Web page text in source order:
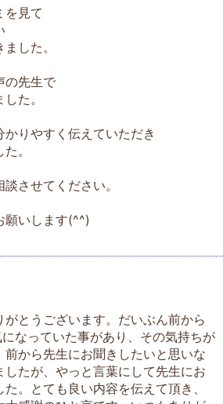
を見て
した。
の先生で
た。
りやすく伝えていただき
。
させてください。
願いします(^^)
とうございます。だいぶん前から
なっていた事があり、その気持ちが
から先生にお聞きしたいと思いな
したが、やっと言葉にして先生にお
。とても良い内容を伝えて頂き、